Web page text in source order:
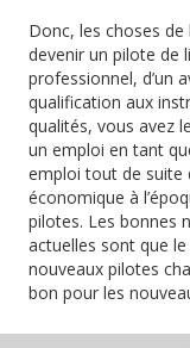
Donc, les choses
devenir un pilote de
professionnel, d’un
qualification aux
qualités, vous avez
un emploi en tant
emploi tout de suite
économique à
pilotes. Les bonnes
actuelles sont que
nouveaux pilotes
bon pour les